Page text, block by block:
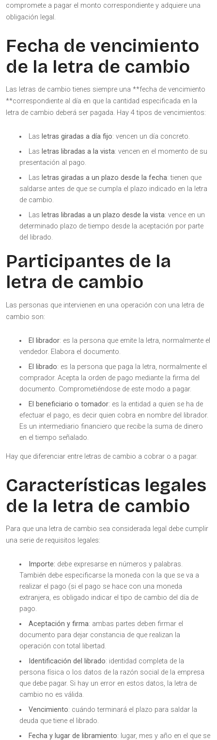
compromete a pagar el monto correspondiente y adquiere una
obligación legal.
Fecha de vencimiento
de la letra de cambio
Las letras de cambio tienes siempre una **fecha de vencimiento
**correspondiente al día en que la cantidad especificada en la
letra de cambio deberá ser pagada. Hay 4 tipos de vencimientos:
Las letras giradas a día fijo: vencen un día concreto.
Las letras libradas a la vista: vencen en el momento de su
presentación al pago.
Las letras giradas a un plazo desde la fecha: tienen que
saldarse antes de que se cumpla el plazo indicado en la letra
de cambio.
Las letras libradas a un plazo desde la vista: vence en un
determinado plazo de tiempo desde la aceptación por parte
del librado.
Participantes de la
letra de cambio
Las personas que intervienen en una operación con una letra de
cambio son:
El librador: es la persona que emite la letra, normalmente el
vendedor. Elabora el documento.
El librado: es la persona que paga la letra, normalmente el
comprador. Acepta la orden de pago mediante la firma del
documento. Comprometiéndose de este modo a pagar.
El beneficiario o tomador: es la entidad a quien se ha de
efectuar el pago, es decir quien cobra en nombre del librador.
Es un intermediario financiero que recibe la suma de dinero
en el tiempo señalado.
Hay que diferenciar entre letras de cambio a cobrar o a pagar.
Características legales
de la letra de cambio
Para que una letra de cambio sea considerada legal debe cumplir
una serie de requisitos legales:
Importe: debe expresarse en números y palabras.
También debe especificarse la moneda con la que se va a
realizar el pago (si el pago se hace con una moneda
extranjera, es obligado indicar el tipo de cambio del día de
pago.
Aceptación y firma: ambas partes deben firmar el
documento para dejar constancia de que realizan la
operación con total libertad.
Identificación del librado: identidad completa de la
persona física o los datos de la razón social de la empresa
que debe pagar. Si hay un error en estos datos, la letra de
cambio no es válida.
Vencimiento: cuándo terminará el plazo para saldar la
deuda que tiene el librado.
Fecha y lugar de libramiento: lugar, mes y año en el que se